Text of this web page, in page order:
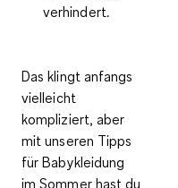
verhindert.
Das klingt anfangs
vielleicht
kompliziert, aber
mit unseren Tipps
für Babykleidung
im Sommerhast du